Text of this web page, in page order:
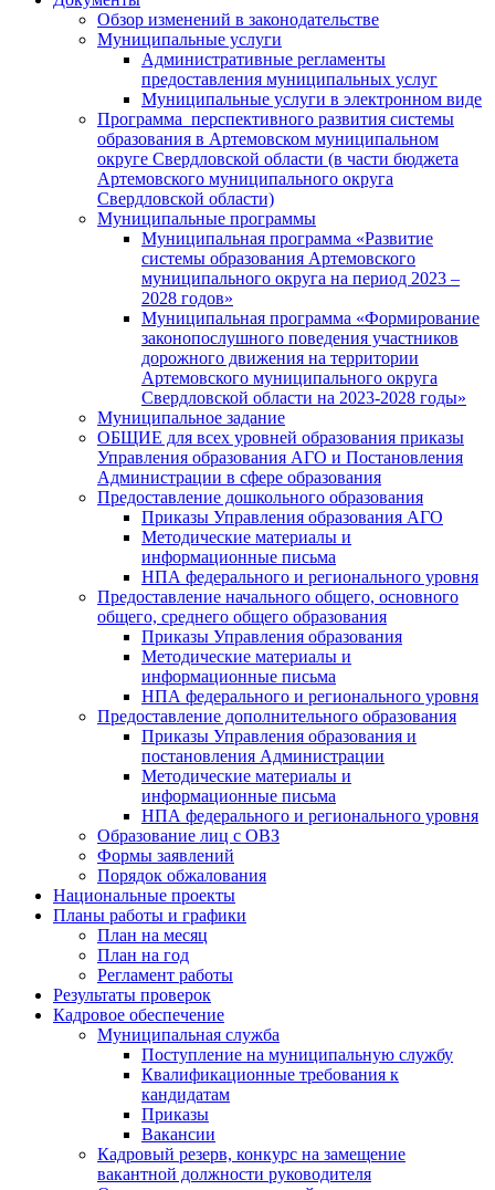
Обзор изменений в законодательстве
Муниципальные услуги
Административные регламенты
предоставления муниципальных услуг
Муниципальные услуги в электронном виде
Программа перспективного развития системы
образования в Артемовском муниципальном
округе Свердловской области (в части бюджета
Артемовского муниципального округа
Свердловской области)
Муниципальные программы
Муниципальная программа «Развитие
системы образования Артемовского
муниципального округа на период 2023 –
2028 годов»
Муниципальная программа «Формирование
законопослушного поведения участников
дорожного движения на территории
Артемовского муниципального округа
Свердловской области на 2023-2028 годы»
Муниципальное задание
ОБЩИЕ для всех уровней образования приказы
Управления образования АГО и Постановления
Администрации в сфере образования
Предоставление дошкольного образования
Приказы Управления образования АГО
Методические материалы и
информационные письма
НПА федерального и регионального уровня
Предоставление начального общего, основного
общего, среднего общего образования
Приказы Управления образования
Методические материалы и
информационные письма
НПА федерального и регионального уровня
Предоставление дополнительного образования
Приказы Управления образования и
постановления Администрации
Методические материалы и
информационные письма
НПА федерального и регионального уровня
Образование лиц с ОВЗ
Формы заявлений
Порядок обжалования
Национальные проекты
Планы работы и графики
План на месяц
План на год
Регламент работы
Результаты проверок
Кадровое обеспечение
Муниципальная служба
Поступление на муниципальную службу
Квалификационные требования к
кандидатам
Приказы
Вакансии
Кадровый резерв, конкурс на замещение
вакантной должности руководителя